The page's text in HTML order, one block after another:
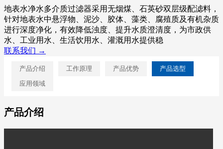
地表水净水多介质过滤器采用无烟煤、石英砂双层级配滤料，
针对地表水中悬浮物、泥沙、胶体、藻类、腐殖质及有机杂质
进行深度净化，有效降低浊度、提升水质澄清度，为市政供
水、工业用水、生活饮用水、灌溉用水提供稳
联系我们 →
产品介绍 工作原理 产品优势
产品选型
应用领域
产品介绍